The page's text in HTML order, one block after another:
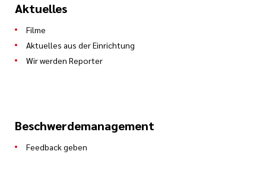
Aktuelles
Filme
Aktuelles aus der Einrichtung
Wir werden Reporter
Beschwerdemanagement
Feedback geben